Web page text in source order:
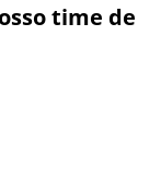
time de